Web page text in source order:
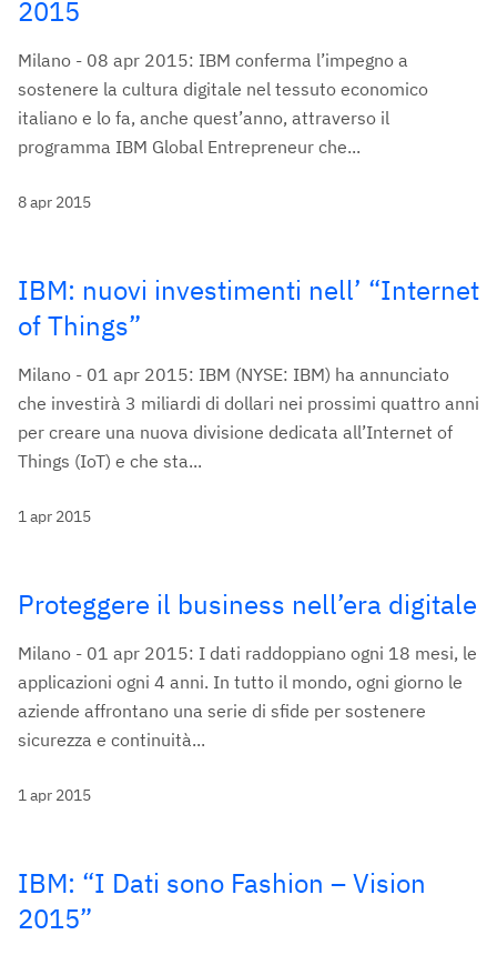
2015
Milano - 08 apr 2015: IBM conferma l’impegno a
sostenere la cultura digitale nel tessuto economico
italiano e lo fa, anche quest’anno, attraverso il
programma IBM Global Entrepreneur che...
8 apr 2015
IBM: nuovi investimenti nell’ “Internet
of Things”
Milano - 01 apr 2015: IBM (NYSE: IBM) ha annunciato
che investirà 3 miliardi di dollari nei prossimi quattro anni
per creare una nuova divisione dedicata all’Internet of
Things (IoT) e che sta...
1 apr 2015
Proteggere il business nell’era digitale
Milano - 01 apr 2015: I dati raddoppiano ogni 18 mesi, le
applicazioni ogni 4 anni. In tutto il mondo, ogni giorno le
aziende affrontano una serie di sfide per sostenere
sicurezza e continuità...
1 apr 2015
IBM: “I Dati sono Fashion – Vision
2015”